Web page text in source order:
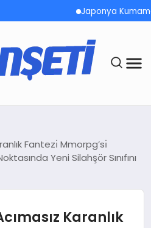
Japonya
Fantezı̇ Mmorpg’sı̇
Yeni Silahşör Sınıfını
Karanlık